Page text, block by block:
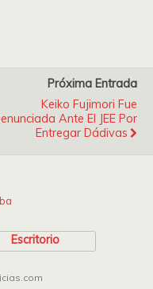
Próxima Entrada
Keiko Fujimori Fue
Ante El JEE Por
Entregar Dádivas
Escritorio